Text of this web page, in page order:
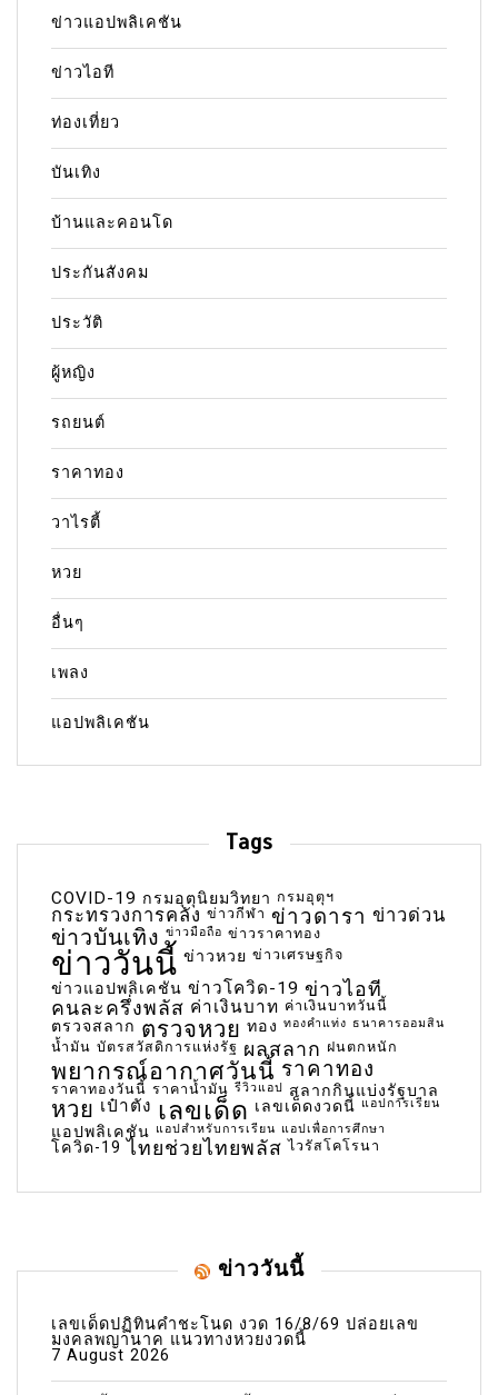
ข่าวแอปพลิเคชัน
ข่าวไอที
ท่องเที่ยว
บันเทิง
บ้านและคอนโด
ประกันสังคม
ประวัติ
ผู้หญิง
รถยนต์
ราคาทอง
วาไรตี้
หวย
อื่นๆ
เพลง
แอปพลิเคชัน
Tags
COVID-19 กรมอุตุนิยมวิทยา กรมอุตุฯ
กระทรวงการคลัง ข่าวกีฬา ข่าวดารา ข่าวด่วน
ข่าวบันเทิง ข่าวมือถือ ข่าวราคาทอง
ข่าววันนี้ ข่าวหวย ข่าวเศรษฐกิจ
ข่าวแอปพลิเคชัน ข่าวโควิด-19 ข่าวไอที
คนละครึ่งพลัส ค่าเงินบาท ค่าเงินบาทวันนี้
ตรวจสลาก ตรวจหวย ทอง ทองคำแท่ง ธนาคารออมสิน
น้ำมัน บัตรสวัสดิการแห่งรัฐ ผลสลาก ฝนตกหนัก
พยากรณ์อากาศวันนี้ ราคาทอง
ราคาทองวันนี้ ราคาน้ำมัน รีวิวแอป สลากกินแบ่งรัฐบาล
หวย เป๋าตัง เลขเด็ด เลขเด็ดงวดนี้ แอปการเรียน
แอปพลิเคชัน แอปสำหรับการเรียน แอปเพื่อการศึกษา
โควิด-19 ไทยช่วยไทยพลัส ไวรัสโคโรนา
ข่าววันนี้
เลขเด็ดปฏิทินคำชะโนด งวด 16/8/69 ปล่อยเลข
มงคลพญานาค แนวทางหวยงวดนี้
7 August 2026